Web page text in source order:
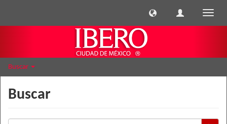
Buscar
Buscar